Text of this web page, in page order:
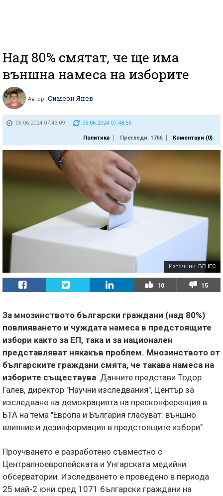
Над 80% смятат, че ще има
външна намеса на изборите
Автор: Симеон Янев
06.06.2024 07:43:09 06.06.2024 07:48:56
Политика Прегледи: 1766 Коментари (0)
Източник: БГНЕС
10 15
За мнозинството български граждани (над 80%)
повлияването и чуждата намеса в предстоящите
избори както за ЕП, така и за национален
представляват някакъв проблем. Мнозинството от
българските граждани смята, че такава намеса на
изборите съществува. Данните представи Тодор
Галев, директор "Научни изследвания", Център за
изследване на демокрацията на пресконференция в
БТА на тема "Европа и България гласуват: външно
влияние и дезинформация в предстоящите избори".
Проучването е разработено съвместно с
Централноевропейската и Унгарската медийни
обсерватории. Изследването е проведено в периода
25 май-2 юни сред 1071 български граждани на